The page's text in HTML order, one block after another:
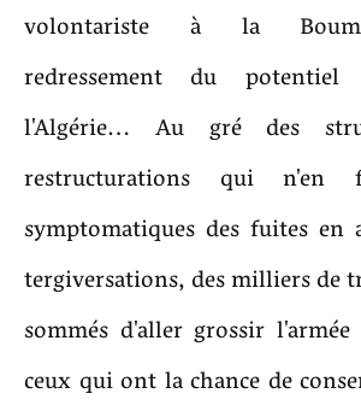
volontariste à la
redressement du
l'Algérie… Au gré des
restructurations qui n'en
symptomatiques des fuites en
tergiversations, des milliers de
sommés d'aller grossir l'armée
ceux qui ont la chance de